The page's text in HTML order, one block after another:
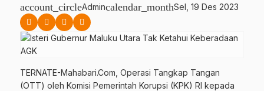
account_circleAdmincalendar_monthSel, 19 Des 2023
TERNATE-Mahabari.Com, Operasi Tangkap Tangan
(OTT) oleh Komisi Pemerintah Korupsi (KPK) RI kepada